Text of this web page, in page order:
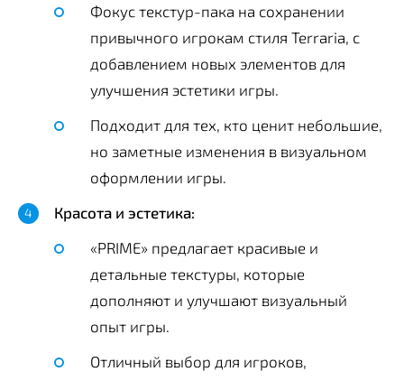
Фокус текстур-пака на сохранении
привычного игрокам стиля Terraria, с
добавлением новых элементов для
улучшения эстетики игры.
Подходит для тех, кто ценит небольшие,
но заметные изменения в визуальном
оформлении игры.
Красота и эстетика:
«PRIME» предлагает красивые и
детальные текстуры, которые
дополняют и улучшают визуальный
опыт игры.
Отличный выбор для игроков,